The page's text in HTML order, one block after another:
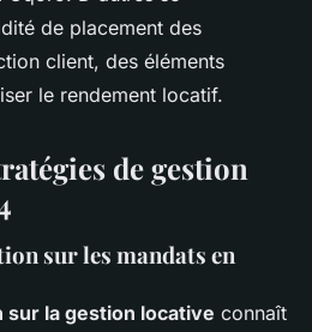
de placement des
client, des éléments
le rendement locatif.
de gestion
sur les mandats en
sur la gestion locative connaît